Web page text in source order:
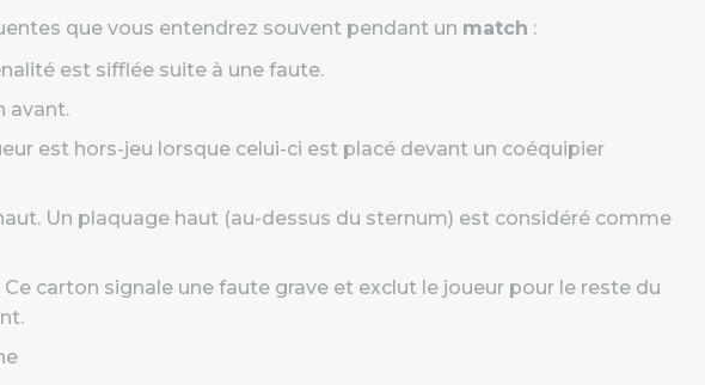
que vous entendrez souvent pendant un match :
est sifflée suite à une faute.
avant.
est hors-jeu lorsque celui-ci est placé devant un coéquipier
Un plaquage haut (au-dessus du sternum) est considéré comme
carton signale une faute grave et exclut le joueur pour le reste du